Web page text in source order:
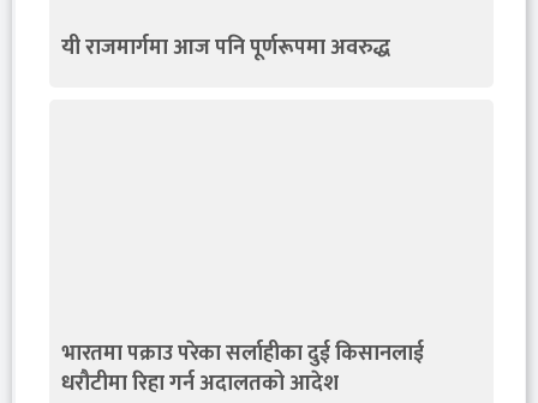
यी राजमार्गमा आज पनि पूर्णरूपमा अवरुद्ध
भारतमा पक्राउ परेका सर्लाहीका दुई किसानलाई
धरौटीमा रिहा गर्न अदालतको आदेश